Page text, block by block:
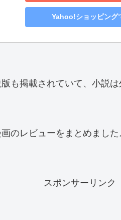
Yahoo!ショッピング
も掲載されていて、小説は
のレビューをまとめました
スポンサーリンク